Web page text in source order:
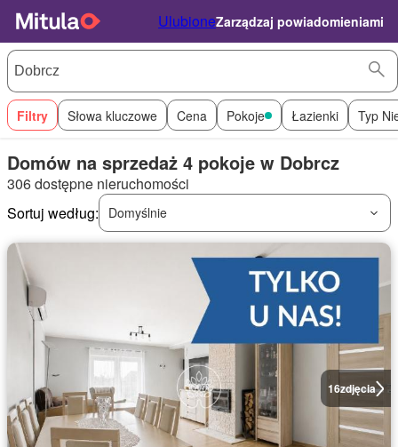
UlubioneZarządzaj powiadomieniami
Filtry Słowa kluczowe Cena Pokoje Łazienki Typ
Domów na sprzedaż 4 pokoje w Dobrcz
306 dostępne nieruchomości
Sortuj według:
Domyślnie
16zdjęcia